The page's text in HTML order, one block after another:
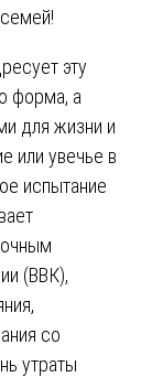
эту
форма, а
для жизни и
или увечье в
испытание
(ВВК),
со
утраты